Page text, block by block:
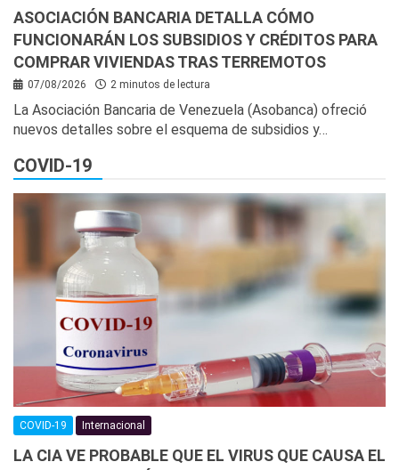
ASOCIACIÓN BANCARIA DETALLA CÓMO
FUNCIONARÁN LOS SUBSIDIOS Y CRÉDITOS PARA
COMPRAR VIVIENDAS TRAS TERREMOTOS
07/08/2026 2 minutos de lectura
La Asociación Bancaria de Venezuela (Asobanca) ofreció
nuevos detalles sobre el esquema de subsidios y…
COVID-19
COVID-19 Internacional
LA CIA VE PROBABLE QUE EL VIRUS QUE CAUSA EL